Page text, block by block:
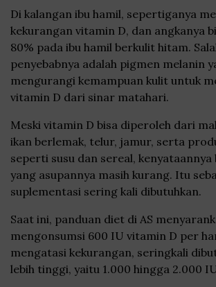
Di kalangan ibu hamil, sepertiganya
kekurangan vitamin D, dan angkanya
80% pada ibu hamil berkulit hitam.
penyebabnya adalah pigmen melanin
mengurangi kemampuan kulit untuk
vitamin D dari sinar matahari.
Meski vitamin D bisa diperoleh dari
ikan berlemak, telur, jamur, serta
seperti susu dan sereal,
yang asupannya masih kurang. Itu
suplementasi sering kali dibutuhkan.
Saat ini, panduan diet di AS
mengonsumsi 600 IU vitamin D per
mengatasi kekurangan, seringkali
lebih tinggi, yaitu 1.000 hingga 2.000